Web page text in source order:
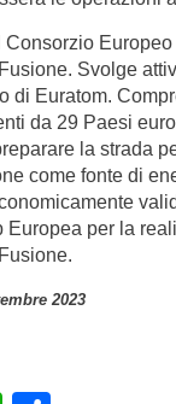
Consorzio
Svolge
di Euratom.
da 29 Paesi
la strada
come fonte di
Europea per la
2023